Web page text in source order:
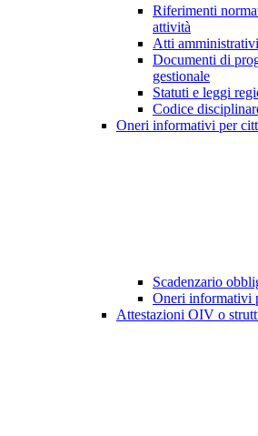
Riferimenti
attività
Atti
Documenti di
gestionale
Statuti e leggi
Codice
Oneri informativi per
Scadenzario
Oneri informativi
Attestazioni OIV o